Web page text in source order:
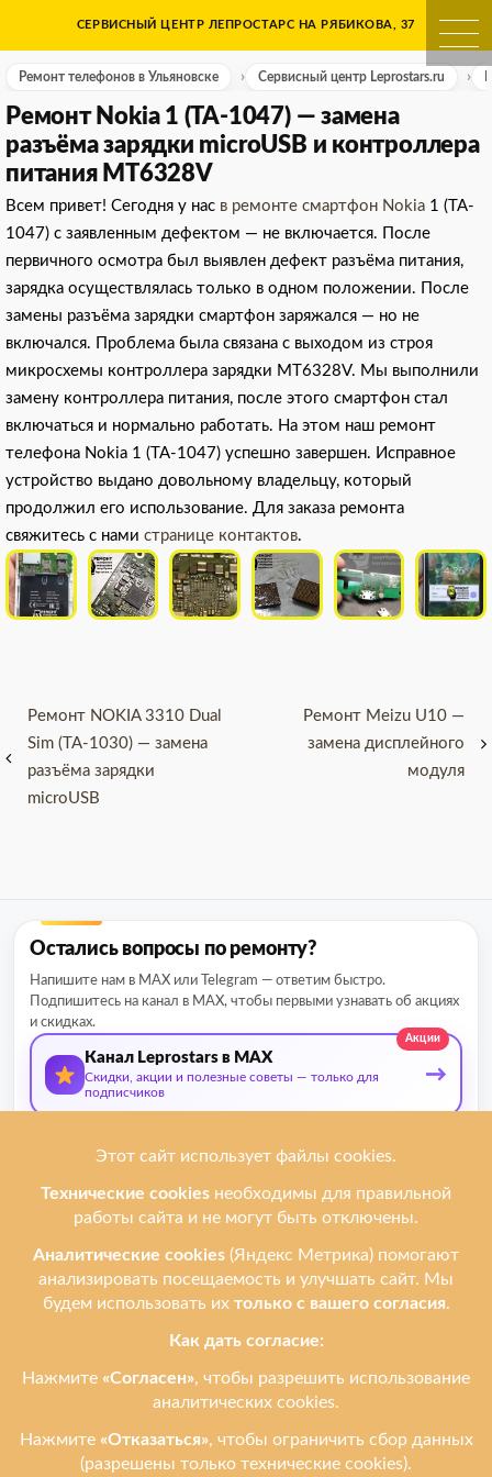
content
Ремонт телефонов в
СЕРВИСНЫЙ ЦЕНТР ЛЕПРОСТАРС НА РЯБИКОВА, 37
Ремонт телефонов в Ульяновске Сервисный центр Leprostars.ru
Ремонт Nokia 1 (TA-1047) — замена
разъёма зарядки microUSB и контроллера
питания MT6328V
Всем привет! Сегодня у нас в ремонте смартфон Nokia 1 (TA-
1047) с заявленным дефектом — не включается. После
первичного осмотра был выявлен дефект разъёма питания,
зарядка осуществлялась только в одном положении. После
замены разъёма зарядки смартфон заряжался — но не
включался. Проблема была связана с выходом из строя
микросхемы контроллера зарядки MT6328V. Мы выполнили
замену контроллера питания, после этого смартфон стал
включаться и нормально работать. На этом наш ремонт
телефона Nokia 1 (TA-1047) успешно завершен. Исправное
устройство выдано довольному владельцу, который
продолжил его использование. Для заказа ремонта
свяжитесь с нами странице контактов.
Навигация
по
записям
Ремонт NOKIA 3310 Dual
Sim (TA-1030) — замена
разъёма зарядки
microUSB
Ремонт Meizu U10 —
замена дисплейного
модуля
Остались вопросы по ремонту?
Напишите нам в MAX или Telegram — ответим быстро.
Подпишитесь на канал в MAX, чтобы первыми узнавать об акциях
и скидках.
Акции
Канал Leprostars в MAX
Скидки, акции и полезные советы — только для
подписчиков
→
О нас
Мы ремонтируем
Ремонтируем бренды
Контакты